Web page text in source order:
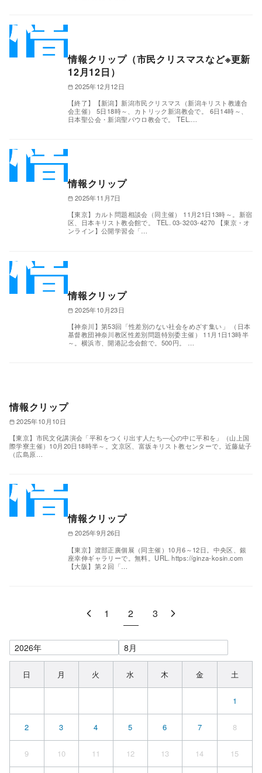
情報クリップ（市民クリスマスなど※更新
12月12日）
2025年12月12日
【終了】【新潟】新潟市民クリスマス（新潟キリスト教連合
会主催） 5日18時～、カトリック新潟教会で。 6日14時～、
日本聖公会・新潟聖パウロ教会で。 TEL.…
情報クリップ
2025年11月7日
【東京】カルト問題相談会（同主催） 11月21日13時～。新宿
区、日本キリスト教会館で。 TEL. 03-3203-4270 【東京・オ
ンライン】公開学習会「…
情報クリップ
2025年10月23日
【神奈川】第53回「性差別のない社会をめざす集い」 （日本
基督教団神奈川教区性差別問題特別委主催） 11月1日13時半
～。横浜市、開港記念会館で。500円。 …
情報クリップ
2025年10月10日
【東京】市民文化講演会「平和をつくり出す人たち―心の中に平和を」（山上国
際学寮主催）10月20日18時半～。文京区、富坂キリスト教センターで。近藤紘子
（広島原…
情報クリップ
2025年9月26日
【東京】渡部正廣個展（同主催）10月6～12日。中央区、銀
座幸伸ギャラリーで。無料。URL. https://ginza-kosin.com
【大阪】第２回「…
1 2 3
日 月 火 水 木 金 土
1
2 3 4 5 6 7 8
9 10 11 12 13 14 15